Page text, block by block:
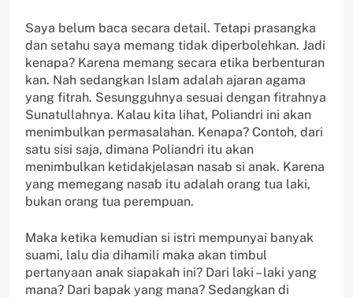
Saya belum baca secara detail. Tetapi prasangka
dan setahu saya memang tidak diperbolehkan. Jadi
kenapa? Karena memang secara etika berbenturan
kan. Nah sedangkan Islam adalah ajaran agama
yang fitrah. Sesungguhnya sesuai dengan fitrahnya
Sunatullahnya. Kalau kita lihat, Poliandri ini akan
menimbulkan permasalahan. Kenapa? Contoh, dari
satu sisi saja, dimana Poliandri itu akan
menimbulkan ketidakjelasan nasab si anak. Karena
yang memegang nasab itu adalah orang tua laki,
bukan orang tua perempuan.
Maka ketika kemudian si istri mempunyai banyak
suami, lalu dia dihamili maka akan timbul
pertanyaan anak siapakah ini? Dari laki – laki yang
mana? Dari bapak yang mana? Sedangkan di